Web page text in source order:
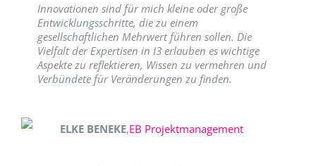
Innovationen sind für mich kleine oder große
Entwicklungsschritte, die zu einem
gesellschaftlichen Mehrwert führen sollen. Die
Vielfalt der Expertisen in I3 erlauben es wichtige
Aspekte zu reflektieren, Wissen zu vermehren und
Verbündete für Veränderungen zu finden.
ELKE BENEKE,EB Projektmanagement